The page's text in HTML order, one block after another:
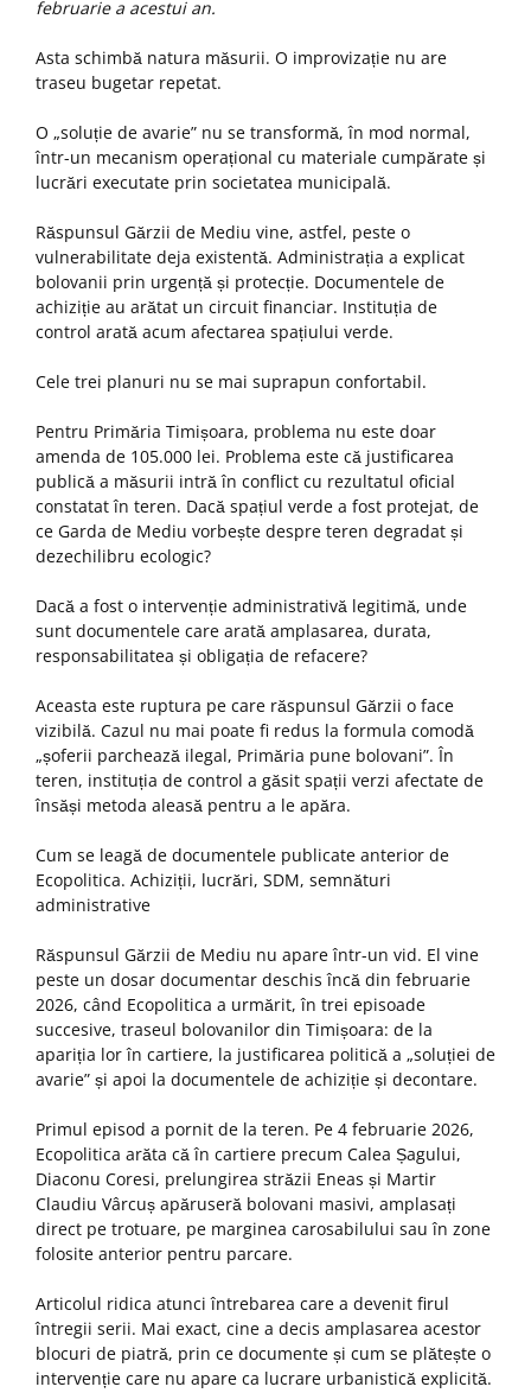
februarie a acestui an.
Asta schimbă natura măsurii. O improvizație nu are
traseu bugetar repetat.
O „soluție de avarie” nu se transformă, în mod normal,
într-un mecanism operațional cu materiale cumpărate și
lucrări executate prin societatea municipală.
Răspunsul Gărzii de Mediu vine, astfel, peste o
vulnerabilitate deja existentă. Administrația a explicat
bolovanii prin urgență și protecție. Documentele de
achiziție au arătat un circuit financiar. Instituția de
control arată acum afectarea spațiului verde.
Cele trei planuri nu se mai suprapun confortabil.
Pentru Primăria Timișoara, problema nu este doar
amenda de 105.000 lei. Problema este că justificarea
publică a măsurii intră în conflict cu rezultatul oficial
constatat în teren. Dacă spațiul verde a fost protejat, de
ce Garda de Mediu vorbește despre teren degradat și
dezechilibru ecologic?
Dacă a fost o intervenție administrativă legitimă, unde
sunt documentele care arată amplasarea, durata,
responsabilitatea și obligația de refacere?
Aceasta este ruptura pe care răspunsul Gărzii o face
vizibilă. Cazul nu mai poate fi redus la formula comodă
„șoferii parchează ilegal, Primăria pune bolovani”. În
teren, instituția de control a găsit spații verzi afectate de
însăși metoda aleasă pentru a le apăra.
Cum se leagă de documentele publicate anterior de
Ecopolitica. Achiziții, lucrări, SDM, semnături
administrative
Răspunsul Gărzii de Mediu nu apare într-un vid. El vine
peste un dosar documentar deschis încă din februarie
2026, când Ecopolitica a urmărit, în trei episoade
succesive, traseul bolovanilor din Timișoara: de la
apariția lor în cartiere, la justificarea politică a „soluției de
avarie” și apoi la documentele de achiziție și decontare.
Primul episod a pornit de la teren. Pe 4 februarie 2026,
Ecopolitica arăta că în cartiere precum Calea Șagului,
Diaconu Coresi, prelungirea străzii Eneas și Martir
Claudiu Vârcuș apăruseră bolovani masivi, amplasați
direct pe trotuare, pe marginea carosabilului sau în zone
folosite anterior pentru parcare.
Articolul ridica atunci întrebarea care a devenit firul
întregii serii. Mai exact, cine a decis amplasarea acestor
blocuri de piatră, prin ce documente și cum se plătește o
intervenție care nu apare ca lucrare urbanistică explicită.